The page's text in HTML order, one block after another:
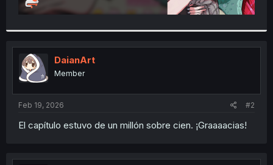
DaianArt
Member
Feb 19, 2026 #2
El capítulo estuvo de un millón sobre cien. ¡Graaaacias!